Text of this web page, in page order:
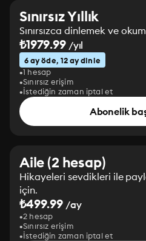
Sınırsız Yıllık
Sınırsızca dinlemek ve
₺1979.99/yıl
6 ay öde, 12 ay dinle
1 hesap
Sınırsız erişim
İstediğin zaman iptal et
Abonelik
Aile (2 hesap)
Hikayeleri sevdikleri ile
için.
₺499.99 /ay
2 hesap
Sınırsız erişim
İstediğin zaman iptal et